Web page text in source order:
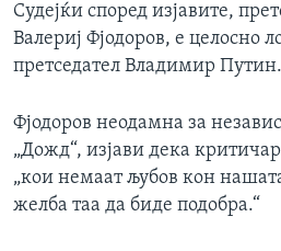
Судејќи според изјавите,
Валериј Фјодоров, е целосно
претседател Владимир Путин.
Фјодоров неодамна за
„Дожд“, изјави дека
„кои немаат љубов кон
желба таа да биде подобра.“